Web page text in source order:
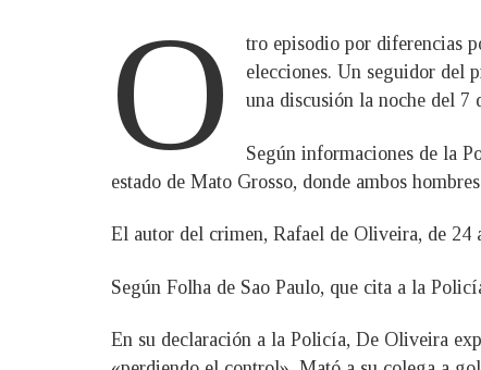
O
tro episodio por diferencias
elecciones. Un seguidor del
una discusión la noche del 7
Según informaciones de la
estado de Mato Grosso, donde ambos
El autor del crimen, Rafael de Oliveira, de 24
Según Folha de Sao Paulo, que cita a la
En su declaración a la Policía, De Oliveira